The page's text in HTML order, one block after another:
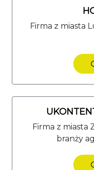
Firma z miasta
Firma z miasta
branży